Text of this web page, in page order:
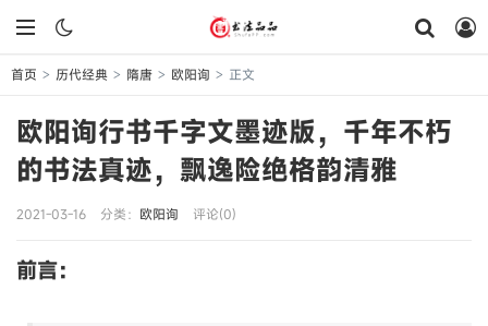
首页 > 历代经典 > 隋唐 > 欧阳询 > 正文
欧阳询行书千字文墨迹版，千年不朽
的书法真迹，飘逸险绝格韵清雅
2021-03-16 分类： 欧阳询 评论(0)
前言：